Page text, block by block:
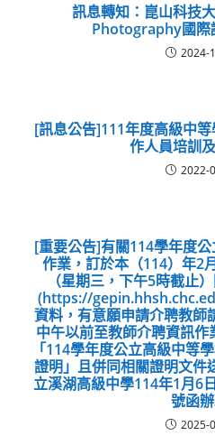
訊息轉知：崑山科技
Photography國際
2024-
[訊息公告]111年度高級中
作人員培訓
2022-
[重要公告]有關114學年度
作業，訂於本（114）年2
（星期三，下午5時截止
(https://
資料，有意願申請介聘教師
中午以前至教師介聘資訊
「114學年度公立高級中等
證明」且併同相關證明文件
立溪湖高級中學114年1月6
號函
2025-